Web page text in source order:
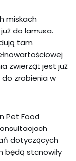
miskach
do lamusa.
tam
zwierząt jest już
do zrobienia w
Pet Food
dotyczących
będą stanowiły